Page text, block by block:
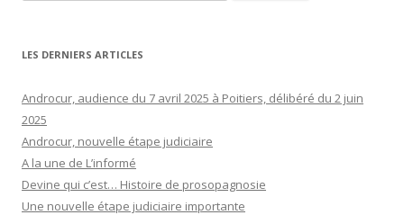
LES DERNIERS ARTICLES
Androcur, audience du 7 avril 2025 à Poitiers, délibéré du 2 juin
2025
Androcur, nouvelle étape judiciaire
A la une de L’informé
Devine qui c’est… Histoire de prosopagnosie
Une nouvelle étape judiciaire importante